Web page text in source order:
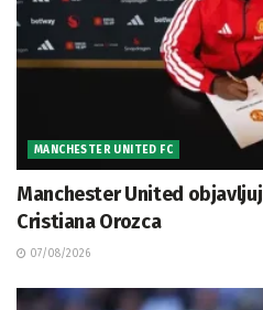
MANCHESTER UNITED FC
Manchester United
Cristiana Orozca
07/08/2026